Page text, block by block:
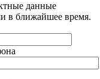
данные
в ближайшее время.